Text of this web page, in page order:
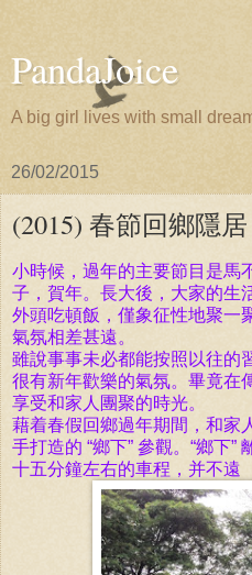
PandaJoice
A big girl lives with small
26/02/2015
(2015) 春節回鄉隱居
小時候，過年的主要節目是馬
子，賀年。長大後，大家的生
外頭吃頓飯， 僅象征性地聚一
氣氛相差甚遠。
雖說事事未必都能按照以往的
很有新年歡樂的氣氛。畢竟在
享受和家人團聚的時光。
藉着春假回鄉過年期間，和家
手打造的 “鄉下” 參觀。 “鄉下”
十五分鐘左右的車程，并不遠